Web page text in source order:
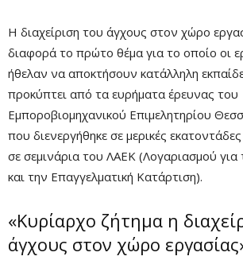
Remaining
-0:00
Mute
Η διαχείριση του άγχους στον χώρο
διαφορά το πρώτο θέμα για το οποίο οι
ήθελαν να αποκτήσουν κατάλληλη
προκύπτει από τα ευρήματα έρευνας του
Εμποροβιομηχανικού Επιμελητηρίου
που διενεργήθηκε σε μερικές
σε σεμινάρια του ΛΑΕΚ (Λογαριασμού
και την Επαγγελματική Κατάρτιση).
«Κυρίαρχο ζήτημα η
άγχους στον χώρο